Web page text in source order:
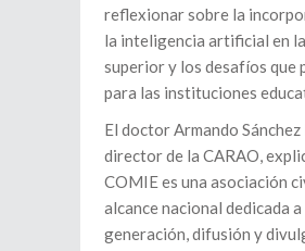
reflexionar sobre la
la inteligencia artificial en
superior y los desafíos que
para las instituciones
El doctor Armando
director de la CARAO,
COMIE es una asociación
alcance nacional dedicada
generación, difusión y